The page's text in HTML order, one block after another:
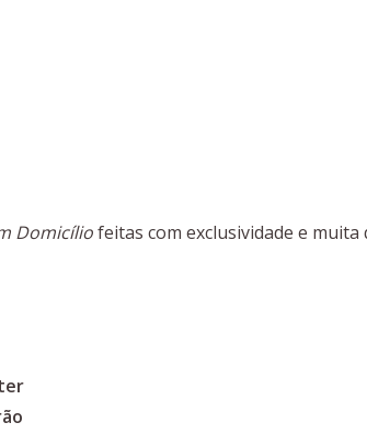
Domicíliofeitas com exclusividade e muita